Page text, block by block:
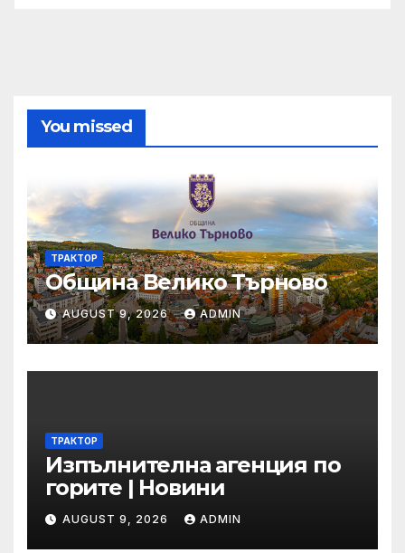
You missed
ТРАКТОР
Община Велико Търново
AUGUST 9, 2026 ADMIN
ТРАКТОР
Изпълнителна агенция по
горите | Новини
AUGUST 9, 2026 ADMIN